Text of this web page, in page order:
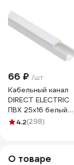
66 ₽ /шт
Кабельный канал
DIRECT ELECTRIC
ПВХ 25x16 белый
DE19722026
4.2(298)
О товаре